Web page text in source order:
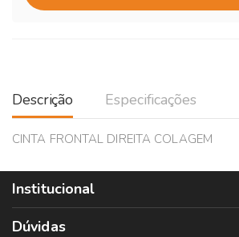
Descrição Especificações
CINTA FRONTAL DIREITA COLAGEM
Institucional
Dúvidas